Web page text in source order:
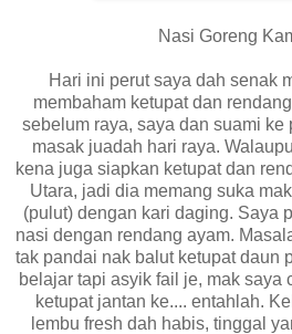
Nasi Goreng
Hari ini perut saya dah senak
membaham ketupat dan
sebelum raya, saya dan suami ke
masak juadah hari raya.
kena juga siapkan ketupat dan
Utara, jadi dia memang suka
(pulut) dengan kari daging. Saya
nasi dengan rendang ayam.
tak pandai nak balut ketupat daun
belajar tapi asyik fail je, mak saya
ketupat jantan ke.... entahlah.
lembu fresh dah habis, tinggal